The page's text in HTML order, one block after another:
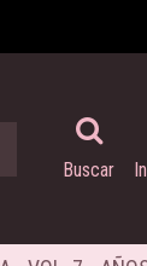
Buscar